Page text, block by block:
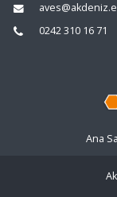
0242 310 16 71
Ana